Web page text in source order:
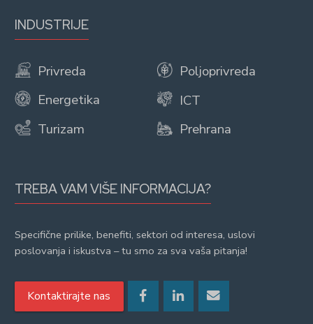
INDUSTRIJE
Privreda
Energetika
Turizam
Poljoprivreda
ICT
Prehrana
TREBA VAM VIŠE INFORMACIJA?
Specifične prilike, benefiti, sektori od interesa, uslovi
poslovanja i iskustva – tu smo za sva vaša pitanja!
Kontaktirajte nas